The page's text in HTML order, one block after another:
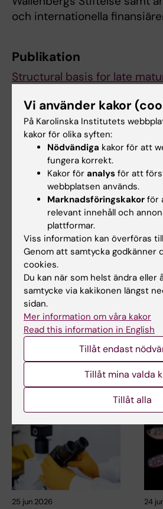
och internationella
Publikation
Structural basis for late
within the human
Nguyen MD, Sierra-Magro A,
A, Timón-Gómez A,
Nature Communications ,
2026, doi: 10.1038/s41467-
Biokemi Metabolism
Uppdaterad av:
Sara Lidman
Innehållsgranskare:
Carina Hammarström
Dela
Relaterade artiklar
25 jun 2026 24
Vi använder kakor
På Karolinska Institutets
kakor för olika syften:
Nödvändiga kakor för att
fungera korrekt.
Kakor för analys för att
webbplatsen används.
Marknadsföringskakor för
relevant innehåll och
plattformar.
Viss information kan överföras
Genom att samtycka godkänner
cookies.
Du kan när som helst ändra eller
samtycke via kakikonen längst
sidan.
Mer information om våra kakor
Read this information in English
Tillåt endast
Tillåt mina valda
Tillåt alla